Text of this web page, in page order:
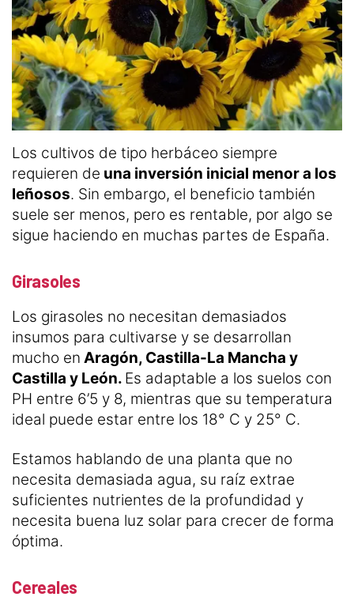
Los cultivos de tipo herbáceo siempre
requieren de una inversión inicial menor a los
leñosos. Sin embargo, el beneficio también
suele ser menos, pero es rentable, por algo se
sigue haciendo en muchas partes de España.
Girasoles
Los girasoles no necesitan demasiados
insumos para cultivarse y se desarrollan
mucho en Aragón, Castilla-La Mancha y
Castilla y León. Es adaptable a los suelos con
PH entre 6’5 y 8, mientras que su temperatura
ideal puede estar entre los 18° C y 25° C.
Estamos hablando de una planta que no
necesita demasiada agua, su raíz extrae
suficientes nutrientes de la profundidad y
necesita buena luz solar para crecer de forma
óptima.
Cereales